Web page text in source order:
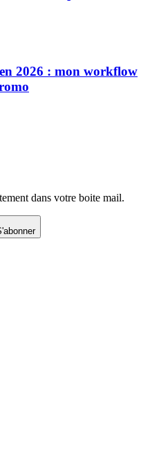
2026 : mon workflow
dans votre boite mail.